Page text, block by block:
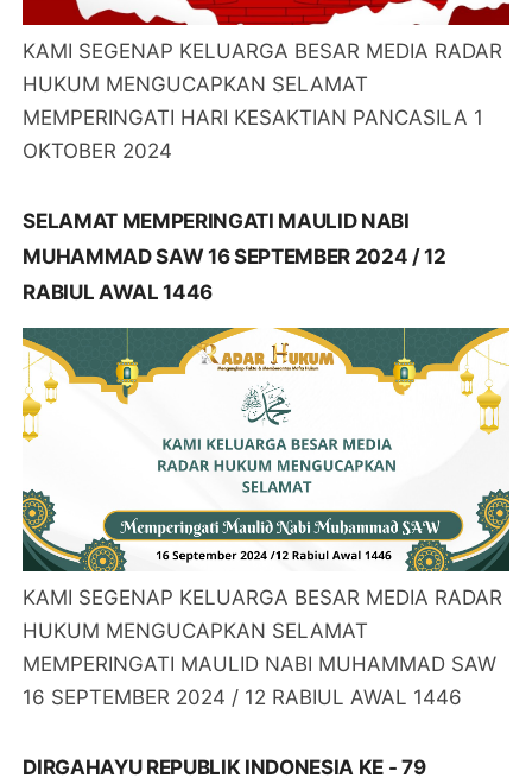
KAMI SEGENAP KELUARGA BESAR MEDIA RADAR
HUKUM MENGUCAPKAN SELAMAT
MEMPERINGATI HARI KESAKTIAN PANCASILA 1
OKTOBER 2024
SELAMAT MEMPERINGATI MAULID NABI
MUHAMMAD SAW 16 SEPTEMBER 2024 / 12
RABIUL AWAL 1446
KAMI SEGENAP KELUARGA BESAR MEDIA RADAR
HUKUM MENGUCAPKAN SELAMAT
MEMPERINGATI MAULID NABI MUHAMMAD SAW
16 SEPTEMBER 2024 / 12 RABIUL AWAL 1446
DIRGAHAYU REPUBLIK INDONESIA KE - 79